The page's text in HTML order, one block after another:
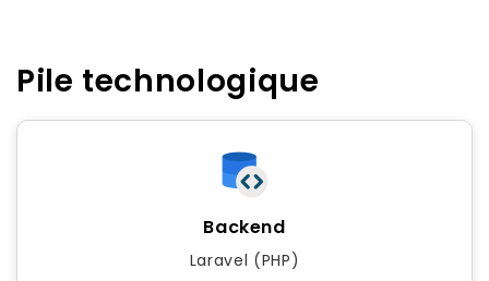
Pile technologique
Backend
Laravel (PHP)